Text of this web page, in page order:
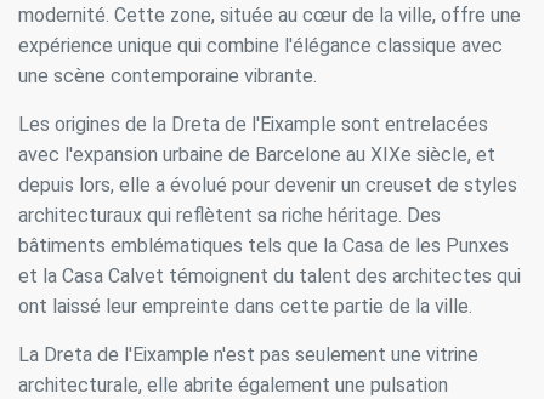
modernité. Cette zone, située au cœur de la ville, offre une
expérience unique qui combine l'élégance classique avec
une scène contemporaine vibrante.
Les origines de la Dreta de l'Eixample sont entrelacées
avec l'expansion urbaine de Barcelone au XIXe siècle, et
depuis lors, elle a évolué pour devenir un creuset de styles
architecturaux qui reflètent sa riche héritage. Des
bâtiments emblématiques tels que la Casa de les Punxes
et la Casa Calvet témoignent du talent des architectes qui
ont laissé leur empreinte dans cette partie de la ville.
La Dreta de l'Eixample n'est pas seulement une vitrine
architecturale, elle abrite également une pulsation